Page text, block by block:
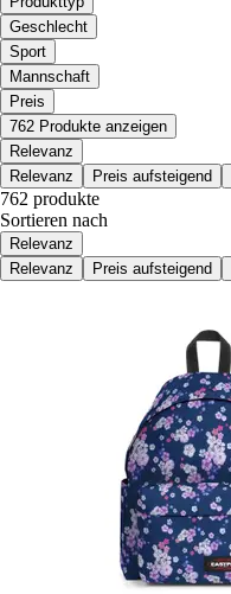
Geschlecht
Sport
Mannschaft
Preis
762 Produkte anzeigen
Relevanz
Relevanz
Preis aufsteigend
762 produkte
Sortieren nach
Relevanz
Relevanz
Preis aufsteigend